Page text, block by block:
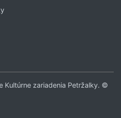
Kultúrne zariadenia Petržalky. ©